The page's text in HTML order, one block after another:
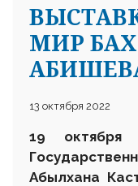
МИР
13 октября 2022
19
Абылхана